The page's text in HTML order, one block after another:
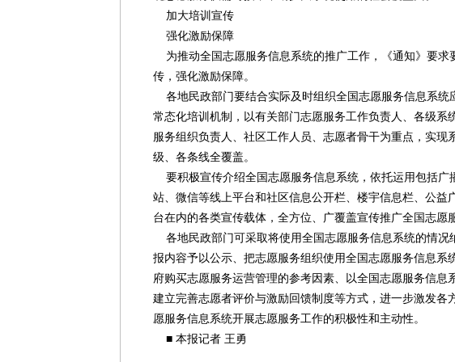
加大培训宣传
强化激励保障
为推动全国志愿服务信息系统的推广工作，《通知》要求
传，强化激励保障。
各地民政部门要结合实际及时组织全国志愿服务信息系统
常态化培训机制，以有关部门志愿服务工作负责人、各级系
服务组织负责人、社区工作人员、志愿者骨干为重点，实现
级、各条线全覆盖。
要积极宣传介绍全国志愿服务信息系统，依托运用包括广
站、微信等线上平台和社区信息公开栏、楼宇信息栏、公益
台在内的各类宣传载体，全方位、广覆盖宣传推广全国志愿
各地民政部门可采取将使用全国志愿服务信息系统的情况
报内容予以公示、把志愿服务组织使用全国志愿服务信息系
府购买志愿服务运营管理的参考因素、以全国志愿服务信息
建立完善志愿者评价与激励回馈制度等方式，进一步激发各
愿服务信息系统开展志愿服务工作的积极性和主动性。
■ 本报记者 王勇